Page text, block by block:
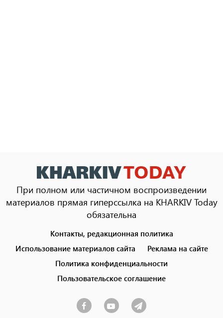
При полном или частичном воспроизведении
материалов прямая гиперссылка на KHARKIV Today
обязательна
menu
Контакты, редакционная политика
Использование материалов сайта
Реклама на сайте
Политика конфиденциальности
Пользовательское соглашение